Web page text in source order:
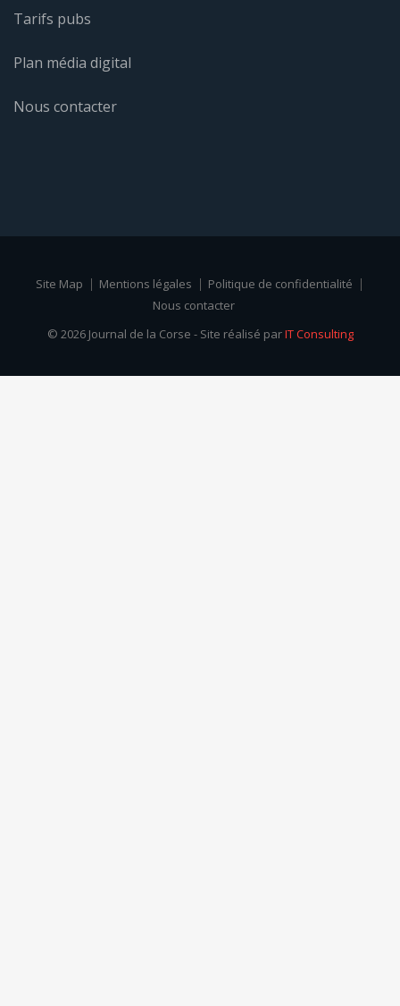
Tarifs pubs
Plan média digital
Nous contacter
Site Map Mentions légales
Politique de confidentialité
Nous contacter
© 2026 Journal de la Corse - Site réalisé parIT Consulting